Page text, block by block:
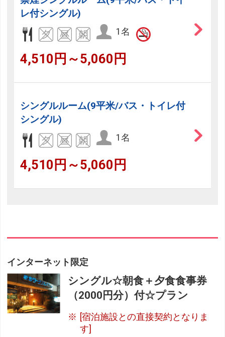
レ付シングル)
1名
4,510円～5,060円
シングルルーム(9平米/バス・トイレ付
シングル)
1名
4,510円～5,060円
インターネット限定
シングル☆朝食＋夕食食事券
（2000円分）付☆プラン
[宿泊施設との直接契約となりま
す]
フリーセレクション・クーポンコードをご利用いただけな
い商品
旅館・ホテルなど宿泊施設での現地支払いにはご利用いただけま